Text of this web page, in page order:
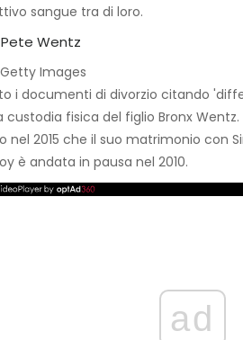
sangue tra di loro.
Images
i documenti di divorzio citando
fisica del figlio Bronx Wentz.
nel 2015 che il suo matrimonio con
è andata in pausa nel 2010.
ad